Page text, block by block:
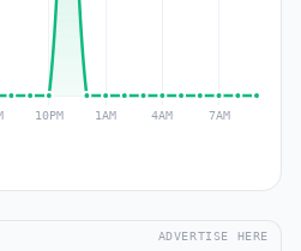
ADVERTISE HERE